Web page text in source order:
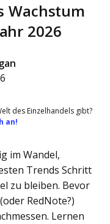
Wachstum
2026
des Einzelhandels gibt?
an!
im Wandel,
Trends Schritt
zu bleiben. Bevor
RedNote?)
Lernen